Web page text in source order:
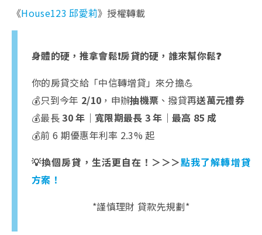
《House123 邱愛莉》授權轉載
身體的硬，推拿會鬆❗️房貸的硬，誰來幫你鬆❓
你的房貸交給「中信轉增貸」來分擔💪
💰只到今年 2/10 ，申辦抽機票 、撥貸再送萬元禮券
💰最長30 年｜寬限期最長 3 年｜最高 85 成
💰前 6 期優惠年利率 2.3% 起
💡換個房貸，生活更自在！＞＞＞點我了解轉增貸
方案！
*謹慎理財 貸款先規劃*